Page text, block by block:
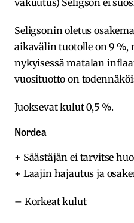
vakuutus) Seligson ei
Seligsonin oletus
aikavälin tuotolle on 9 %,
nykyisessä matalan
vuosituotto on
Juoksevat kulut 0,5 %.
Nordea
+ Säästäjän ei tarvitse
+ Laajin hajautus ja
– Korkeat kulut